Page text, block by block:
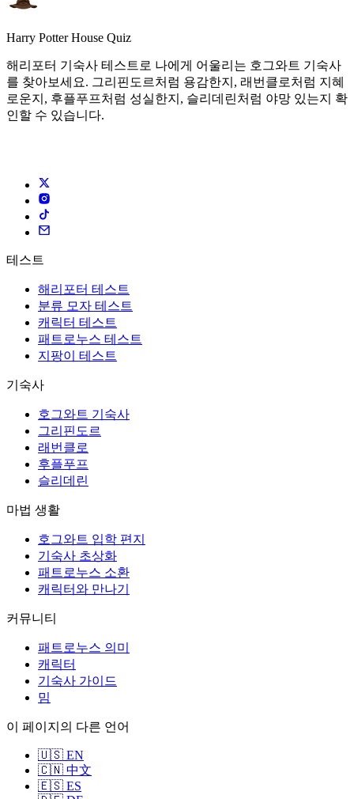
Harry Potter House Quiz
해리포터 기숙사 테스트로 나에게 어울리는 호그와트 기숙사
를 찾아보세요. 그리핀도르처럼 용감한지, 래번클로처럼 지혜
로운지, 후플푸프처럼 성실한지, 슬리데린처럼 야망 있는지 확
인할 수 있습니다.
테스트
해리포터 테스트
분류 모자 테스트
캐릭터 테스트
패트로누스 테스트
지팡이 테스트
기숙사
호그와트 기숙사
그리핀도르
래번클로
후플푸프
슬리데린
마법 생활
호그와트 입학 편지
기숙사 초상화
패트로누스 소환
캐릭터와 만나기
커뮤니티
패트로누스 의미
캐릭터
기숙사 가이드
밈
이 페이지의 다른 언어
🇺🇸 EN
🇨🇳 中文
🇪🇸 ES